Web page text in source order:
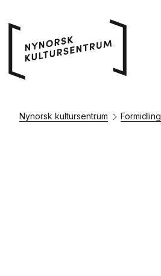
Nynorsk kultursentrum Formidling